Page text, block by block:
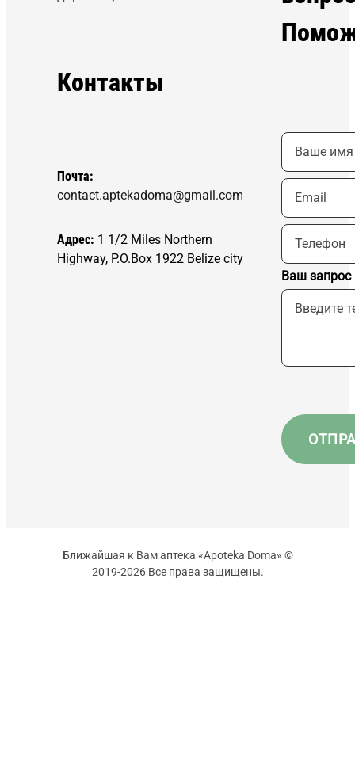
Контакты
Почта:
contact.aptekadoma@gmail.com
Адрес: 1 1/2 Miles Northern
Highway, P.O.Box 1922 Belize city
Ваш запрос
Ближайшая к Вам аптека «Apoteka Doma» ©
2019-2026 Все права защищены.